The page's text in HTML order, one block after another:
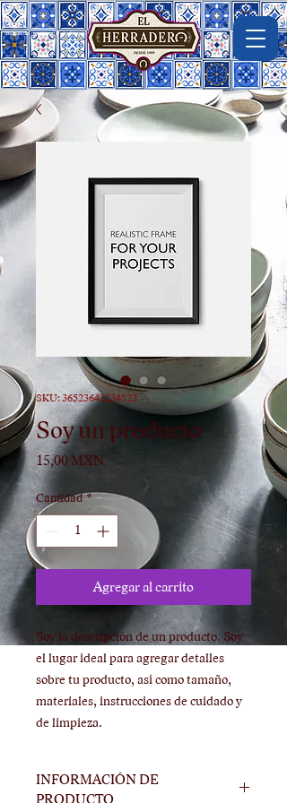
Imágen de macrovector en freepik
SKU: 36523641234523
Soy un producto
15,00 MXN
Cantidad *
Agregar al carrito
Soy la descripción de un producto. Soy
el lugar ideal para agregar detalles
sobre tu producto, así como tamaño,
materiales, instrucciones de cuidado y
de limpieza.
INFORMACIÓN DE
PRODUCTO